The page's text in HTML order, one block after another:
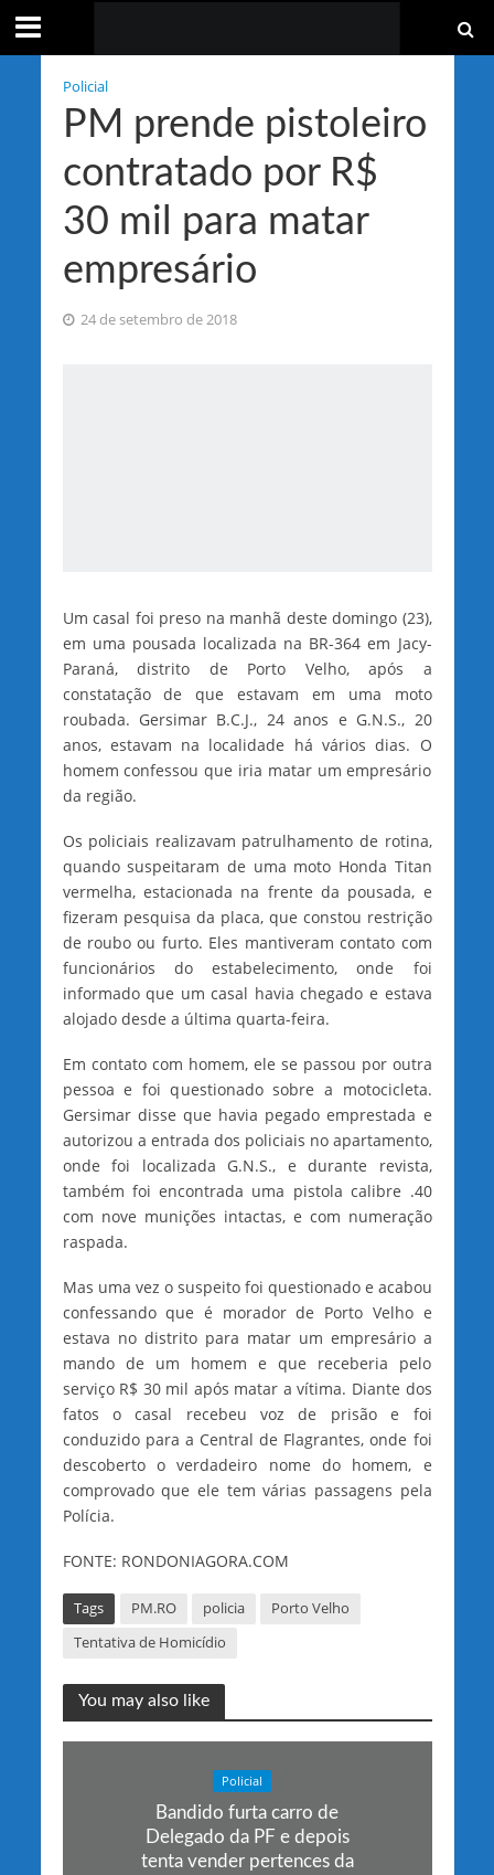
Policial
PM prende pistoleiro
contratado por R$
30 mil para matar
empresário
24 de setembro de 2018
Um casal foi preso na manhã deste domingo (23),
em uma pousada localizada na BR-364 em Jacy-
Paraná, distrito de Porto Velho, após a
constatação de que estavam em uma moto
roubada. Gersimar B.C.J., 24 anos e G.N.S., 20
anos, estavam na localidade há vários dias. O
homem confessou que iria matar um empresário
da região.
Os policiais realizavam patrulhamento de rotina,
quando suspeitaram de uma moto Honda Titan
vermelha, estacionada na frente da pousada, e
fizeram pesquisa da placa, que constou restrição
de roubo ou furto. Eles mantiveram contato com
funcionários do estabelecimento, onde foi
informado que um casal havia chegado e estava
alojado desde a última quarta-feira.
Em contato com homem, ele se passou por outra
pessoa e foi questionado sobre a motocicleta.
Gersimar disse que havia pegado emprestada e
autorizou a entrada dos policiais no apartamento,
onde foi localizada G.N.S., e durante revista,
também foi encontrada uma pistola calibre .40
com nove munições intactas, e com numeração
raspada.
Mas uma vez o suspeito foi questionado e acabou
confessando que é morador de Porto Velho e
estava no distrito para matar um empresário a
mando de um homem e que receberia pelo
serviço R$ 30 mil após matar a vítima. Diante dos
fatos o casal recebeu voz de prisão e foi
conduzido para a Central de Flagrantes, onde foi
descoberto o verdadeiro nome do homem, e
comprovado que ele tem várias passagens pela
Polícia.
FONTE: RONDONIAGORA.COM
Tags PM.RO policia
Porto Velho
Tentativa de Homicídio
You may also like
Policial
Bandido furta carro de
Delegado da PF e depois
tenta vender pertences da